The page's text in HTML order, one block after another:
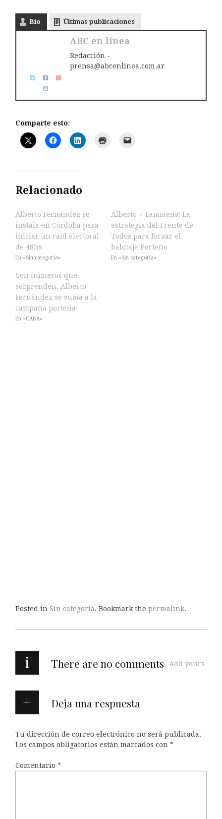
Bio Últimas publicaciones
ABC en linea
Redacción -
prensa@abcenlinea.com.ar
Comparte esto:
Relacionado
Alberto Fernández se
instala en Córdoba para
iniciar un raid electoral
de 48hs
En «Sin categoría»
Alberto + Lammens: La
estrategia del Frente de
Todos para forzar el
balotaje Porteño
En «Sin categoría»
Con números que
sorprenden, Alberto
Fernández se suma a la
campaña porteña
En «CABA»
Posted in Sin categoría. Bookmark the permalink.
i There are no comments Add yours
Deja una respuesta
Tu dirección de correo electrónico no será publicada.
Los campos obligatorios están marcados con *
Comentario *